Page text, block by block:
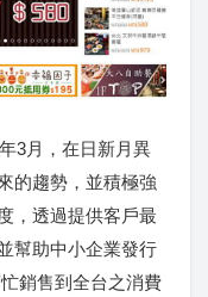
3月，在日新月異
的趨勢，並積極強
，透過提供客戶最
幫助中小企業發行
銷售到全台之消費